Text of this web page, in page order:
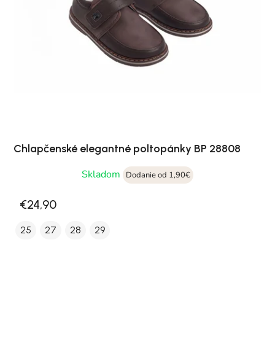
Chlapčenské elegantné poltopánky BP 28808
Skladom
Dodanie od 1,90€
€24,90
25 27 28 29